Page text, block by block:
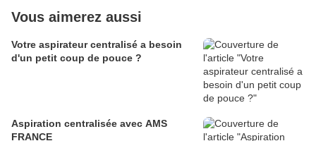
Vous aimerez aussi
Votre aspirateur centralisé a besoin
d'un petit coup de pouce ?
Aspiration centralisée avec AMS
FRANCE